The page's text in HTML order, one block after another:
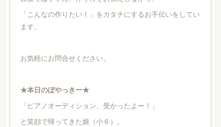
「こんなの作りたい！」をカタチにするお手伝いをしてい
ます。
お気軽にお問合せください。
★本日のぼやっきー★
「ピアノオーディション、受かったよー！」
と笑顔で帰ってきた娘（小６）。